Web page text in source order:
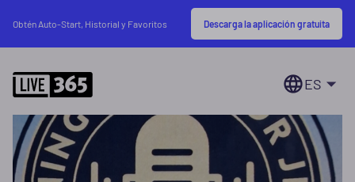
Obtén Auto-Start, Historial y Favoritos Descarga la aplicación gratuita
ES